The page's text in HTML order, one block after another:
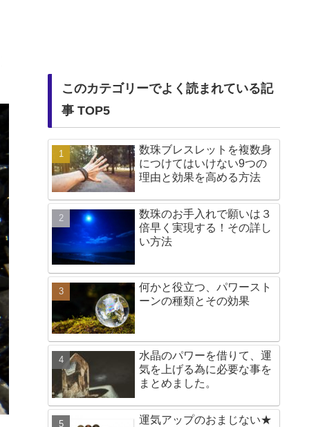
このカテゴリーでよく読まれている記
事 TOP5
数珠ブレスレットを複数身
につけてはいけない9つの
理由と効果を高める方法
数珠のお手入れで願いは３
倍早く実現する！その詳し
い方法
何かと役立つ、パワースト
ーンの種類とその効果
水晶のパワーを借りて、運
気を上げる為に必要な事を
まとめました。
運気アップのおまじない★